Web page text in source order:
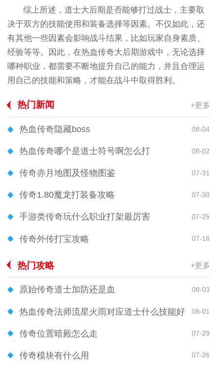
综上所述，道士大后期是否能够打过战士，主要取
决于双方的技能使用和装备选择等因素。不仅如此，还
有其他一些因素会影响战斗结果，比如玩家自身素质、
经验等等。因此，在热血传奇大后期游戏中，无论选择
哪种职业，都需要不断地提升自己的能力，并且合理运
用自己的技能和策略，才能在战斗中取得胜利。
热门新闻 +更多
热血传奇隐藏boss 08-04
热血传奇哪个是道士符号啊怎么打 08-02
传奇赤月地图及怪物图鉴 07-31
传奇1.80魔龙打装备攻略 07-30
手游类传奇玩什么职业打架最厉害 07-25
传奇外传打宝攻略 07-18
热门攻略 +更多
原始传奇道士加防还是血 08-03
热血传奇法师流星火雨对应道士什么技能好 08-01
传奇位置暗殿怎么走 07-29
传奇模块有什么用 07-26